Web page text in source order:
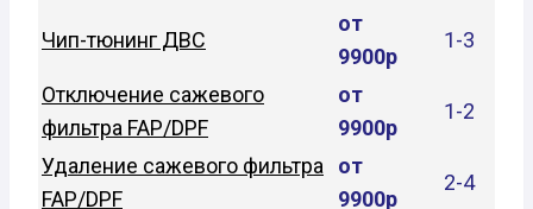
Чип-тюнинг ДВС
от
9900р
1-3
Отключение сажевого
фильтра FAP/DPF
от
9900р
1-2
Удаление сажевого фильтра
FAP/DPF
от
9900р
2-4